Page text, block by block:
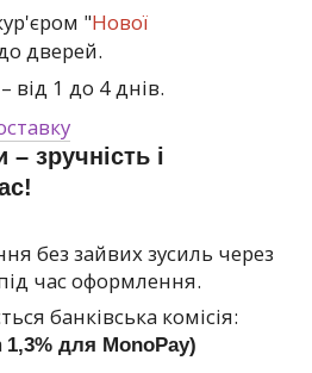
"Нової
дверей.
– від 1 до 4 днів.
зручність і
без зайвих зусиль через
час оформлення.
банківська комісія:
1,3% для MonoPay)